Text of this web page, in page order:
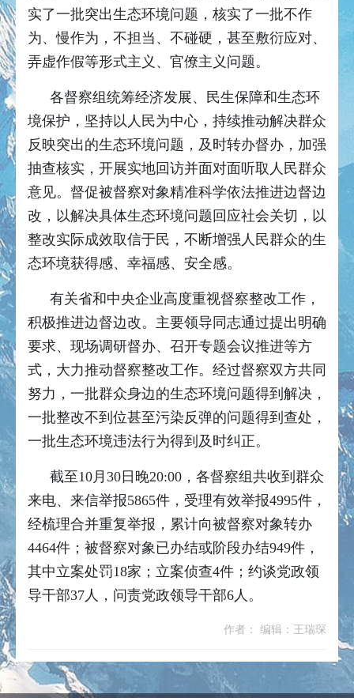
实了一批突出生态环境问题，核实了一批不作
为、慢作为，不担当、不碰硬，甚至敷衍应对、
弄虚作假等形式主义、官僚主义问题。
各督察组统筹经济发展、民生保障和生态环
境保护，坚持以人民为中心，持续推动解决群众
反映突出的生态环境问题，及时转办督办，加强
抽查核实，开展实地回访并面对面听取人民群众
意见。督促被督察对象精准科学依法推进边督边
改，以解决具体生态环境问题回应社会关切，以
整改实际成效取信于民，不断增强人民群众的生
态环境获得感、幸福感、安全感。
有关省和中央企业高度重视督察整改工作，
积极推进边督边改。主要领导同志通过提出明确
要求、现场调研督办、召开专题会议推进等方
式，大力推动督察整改工作。经过督察双方共同
努力，一批群众身边的生态环境问题得到解决，
一批整改不到位甚至污染反弹的问题得到查处，
一批生态环境违法行为得到及时纠正。
截至10月30日晚20:00，各督察组共收到群众
来电、来信举报5865件，受理有效举报4995件，
经梳理合并重复举报，累计向被督察对象转办
4464件；被督察对象已办结或阶段办结949件，
其中立案处罚18家；立案侦查4件；约谈党政领
导干部37人，问责党政领导干部6人。
作者： 编辑：王瑞琛